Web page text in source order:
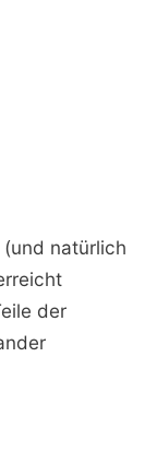
natürlich
der